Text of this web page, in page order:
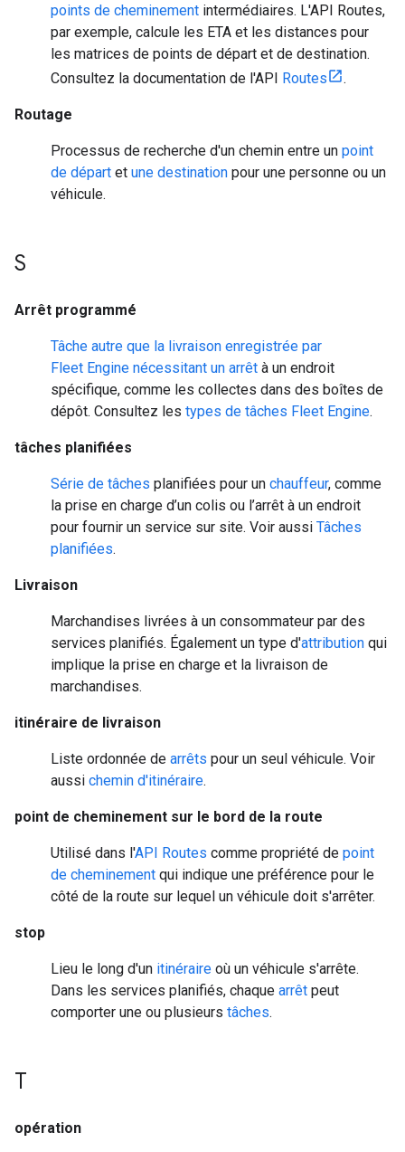
points de cheminement intermédiaires. L'API Routes,
par exemple, calcule les ETA et les distances pour
les matrices de points de départ et de destination.
Consultez la documentation de l'API Routes .
Routage
Processus de recherche d'un chemin entre un point
de départ et une destination pour une personne ou un
véhicule.
S
Arrêt programmé
Tâche autre que la livraison enregistrée par
Fleet Engine nécessitant un arrêt à un endroit
spécifique, comme les collectes dans des boîtes de
dépôt. Consultez les types de tâches Fleet Engine.
tâches planifiées
Série de tâches planifiées pour un chauffeur, comme
la prise en charge d’un colis ou l’arrêt à un endroit
pour fournir un service sur site. Voir aussi Tâches
planifiées.
Livraison
Marchandises livrées à un consommateur par des
services planifiés. Également un type d'attribution qui
implique la prise en charge et la livraison de
marchandises.
itinéraire de livraison
Liste ordonnée de arrêts pour un seul véhicule. Voir
aussi chemin d'itinéraire.
point de cheminement sur le bord de la route
Utilisé dans l'API Routes comme propriété de point
de cheminement qui indique une préférence pour le
côté de la route sur lequel un véhicule doit s'arrêter.
stop
Lieu le long d'un itinéraire où un véhicule s'arrête.
Dans les services planifiés, chaque arrêt peut
comporter une ou plusieurs tâches.
T
opération